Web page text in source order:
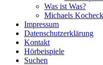
Was ist Was?
Michaels
Impressum
Datenschutzerklärung
Kontakt
Hörbeispiele
Suchen